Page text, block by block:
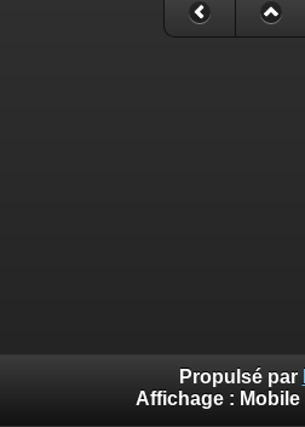
Propulsé par
Affichage : Mobile